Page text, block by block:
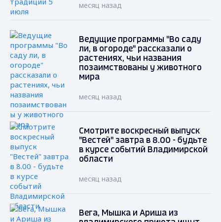
месяц назад
Ведущие программы "Во саду
ли, в огороде" рассказали о
растениях, чьи названия
позаимствованы у животного
мира
месяц назад
Смотрите воскресный выпуск
"Вестей" завтра в 8.00 - будьте
в курсе событий Владимирской
области
месяц назад
Вега, Мышка и Ариша из